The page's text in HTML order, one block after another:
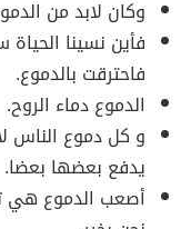
وكان لابد من
فأين نسينا
فاحترقت بالدموع.
الدموع دماء الروح.
و كل دموع الناس
يدفع بعضها بعضا.
أصعب الدموع هي